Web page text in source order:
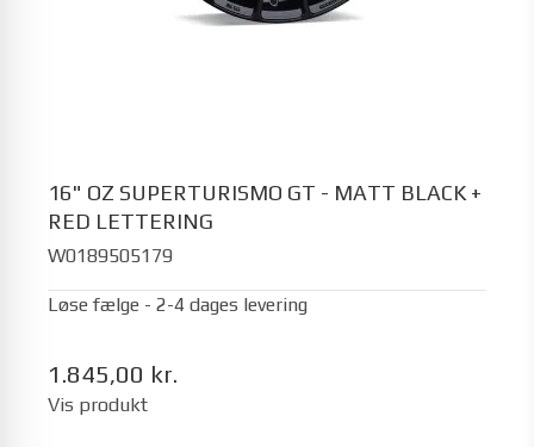
16" OZ SUPERTURISMO GT - MATT BLACK +
RED LETTERING
W0189505179
Løse fælge - 2-4 dages levering
1.845,00 kr.
Vis produkt